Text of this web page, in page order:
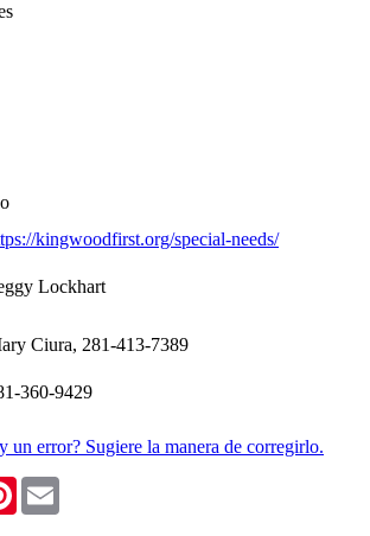
kingwoodfirst.org/special-needs/
Lockhart
Ciura, 281-413-7389
360-9429
un error? Sugiere la manera de corregirlo.
Pinterest